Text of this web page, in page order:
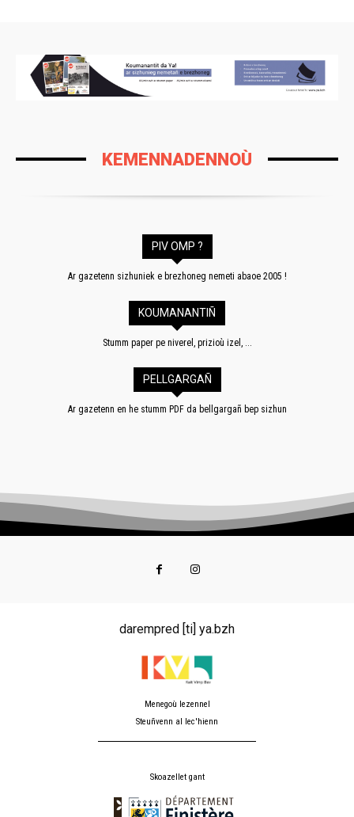
KEMENNADENNOÙ
PIV OMP ?
Ar gazetenn sizhuniek e brezhoneg nemeti abaoe 2005 !
KOUMANANTIÑ
Stumm paper pe niverel, prizioù izel, ...
PELLGARGAÑ
Ar gazetenn en he stumm PDF da bellgargañ bep sizhun
darempred [ti] ya.bzh
Menegoù lezennel
Steuñvenn al lec'hienn
Skoazellet gant